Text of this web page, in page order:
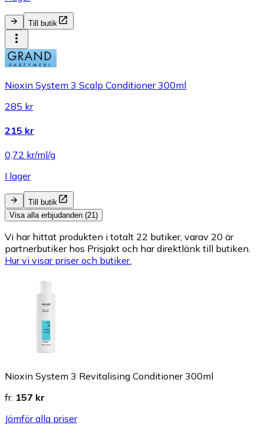
Till butik
Nioxin System 3 Scalp Conditioner 300ml
285 kr
215 kr
0,72 kr/ml/g
I lager
Till butik
Visa alla erbjudanden (21)
Vi har hittat produkten i totalt 22 butiker, varav 20 är
partnerbutiker hos Prisjakt och har direktlänk till butiken.
Hur vi visar priser och butiker.
Nioxin System 3 Revitalising Conditioner 300ml
fr. 157 kr
Jämför alla priser